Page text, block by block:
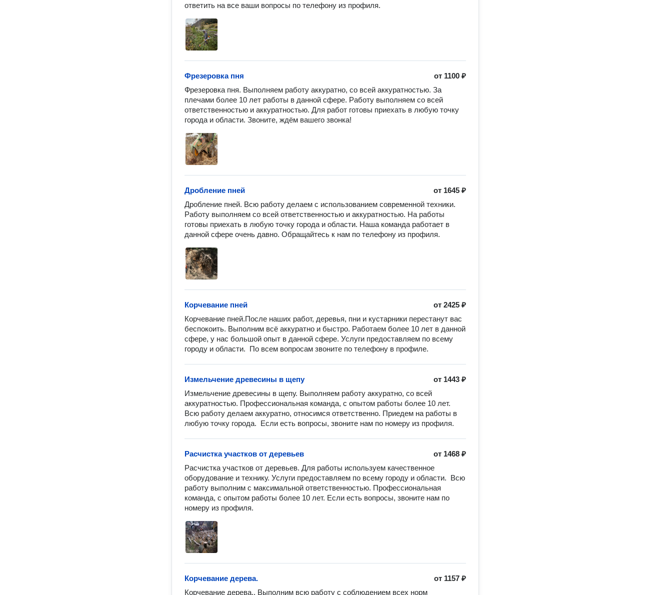
ответить на все ваши вопросы по телефону из профиля.
от 1100 ₽
Фрезеровка пня
Фрезеровка пня. Выполняем работу аккуратно, со всей аккуратностью. За
плечами более 10 лет работы в данной сфере. Работу выполняем со всей
ответственностью и аккуратностью. Для работ готовы приехать в любую точку
города и области. Звоните, ждём вашего звонка!
от 1645 ₽
Дробление пней
Дробление пней. Всю работу делаем с использованием современной техники.
Работу выполняем со всей ответственностью и аккуратностью. На работы
готовы приехать в любую точку города и области. Наша команда работает в
данной сфере очень давно. Обращайтесь к нам по телефону из профиля.
от2425 ₽
Корчевание пней
Корчевание пней.После наших работ, деревья, пни и кустарники перестанут вас
беспокоить. Выполним всё аккуратно и быстро. Работаем более 10 лет в данной
сфере, у нас большой опыт в данной сфере. Услуги предоставляем по всему
городу и области.  По всем вопросам звоните по телефону в профиле.
от 1443 ₽
Измельчение древесины в щепу
Измельчение древесины в щепу. Выполняем работу аккуратно, со всей
аккуратностью. Профессиональная команда, с опытом работы более 10 лет.
Всю работу делаем аккуратно, относимся ответственно. Приедем на работы в
любую точку города.  Если есть вопросы, звоните нам по номеру из профиля.
от 1468 ₽
Расчистка участков от деревьев
Расчистка участков от деревьев. Для работы используем качественное
оборудование и технику. Услуги предоставляем по всему городу и области.  Всю
работу выполним с максимальной ответственностью. Профессиональная
команда, с опытом работы более 10 лет. Если есть вопросы, звоните нам по
номеру из профиля.
от 1157 ₽
Корчевание дерева.
Корчевание дерева.. Выполним всю работу с соблюдением всех норм